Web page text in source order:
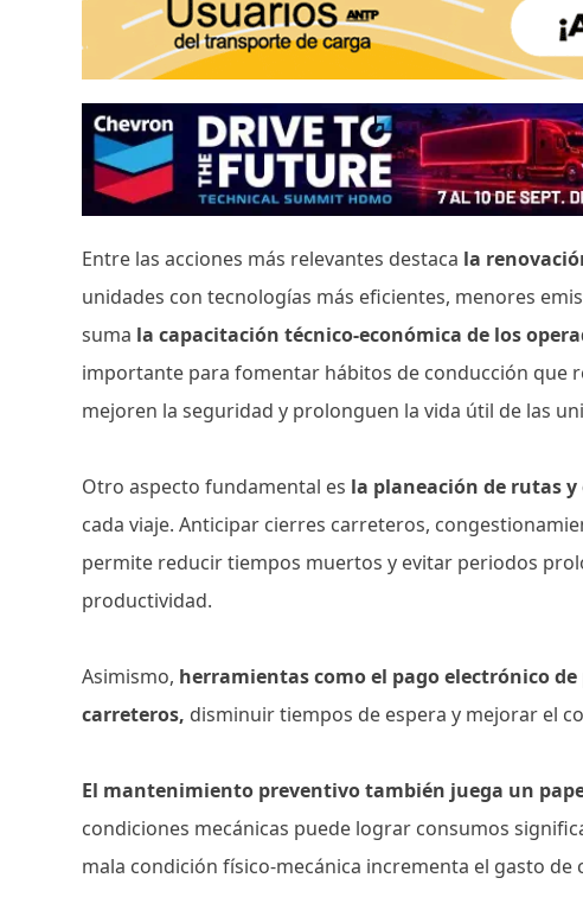
Entre las acciones más relevantes destaca la
unidades con tecnologías más eficientes, menores
suma la capacitación técnico-económica de los
importante para fomentar hábitos de conducción que
mejoren la seguridad y prolonguen la vida útil de las
Otro aspecto fundamental es la planeación de rutas
cada viaje. Anticipar cierres carreteros,
permite reducir tiempos muertos y evitar periodos
productividad.
Asimismo, herramientas como el pago electrónico
carreteros, disminuir tiempos de espera y mejorar el
El mantenimiento preventivo también juega un
condiciones mecánicas puede lograr consumos
mala condición físico-mecánica incrementa el gasto